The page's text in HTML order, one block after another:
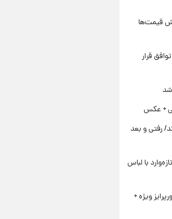
قیمت‌ها
قرار
شد
رفتی و بعد
با لباس
سورپرایز ویژه +